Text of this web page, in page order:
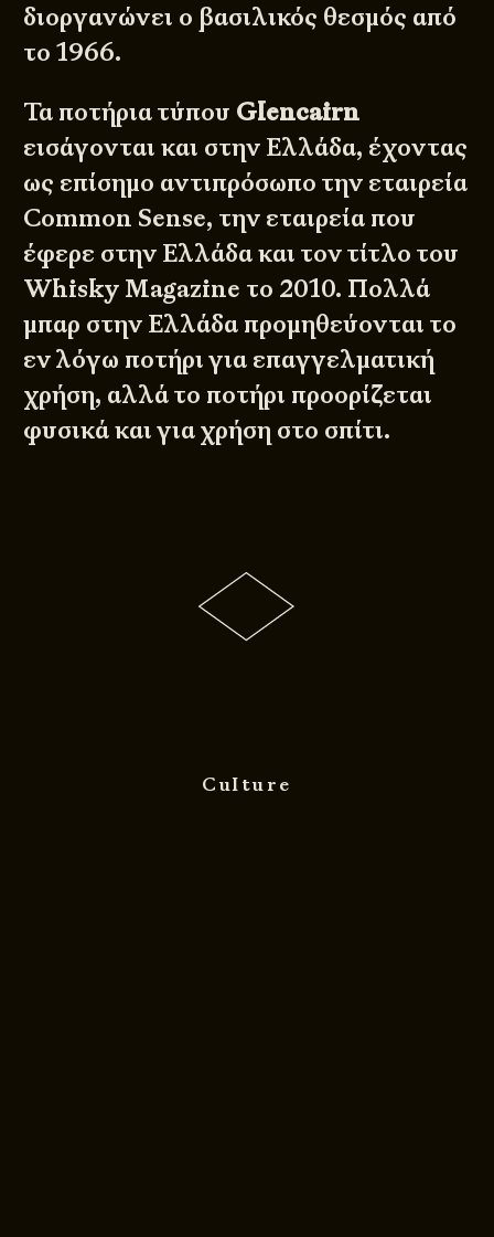
διοργανώνει ο βασιλικός θεσμός από
το 1966.
Τα ποτήρια τύπου Glencairn
εισάγονται και στην Ελλάδα, έχοντας
ως επίσημο αντιπρόσωπο την εταιρεία
Common Sense, την εταιρεία που
έφερε στην Ελλάδα και τον τίτλο του
Whisky Magazine το 2010. Πολλά
μπαρ στην Ελλάδα προμηθεύονται το
εν λόγω ποτήρι για επαγγελματική
χρήση, αλλά το ποτήρι προορίζεται
φυσικά και για χρήση στο σπίτι.
Culture